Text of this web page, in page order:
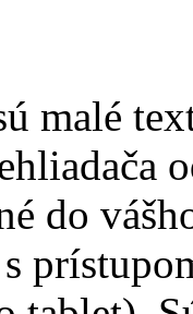
malé
do